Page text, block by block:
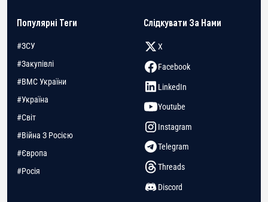
Популярні Теги
#ЗСУ
#Закупівлі
#ВМС України
#Україна
#Світ
#Війна З Росією
#Європа
#Росія
Слідкувати За Нами
X
Facebook
LinkedIn
Youtube
Instagram
Telegram
Threads
Discord